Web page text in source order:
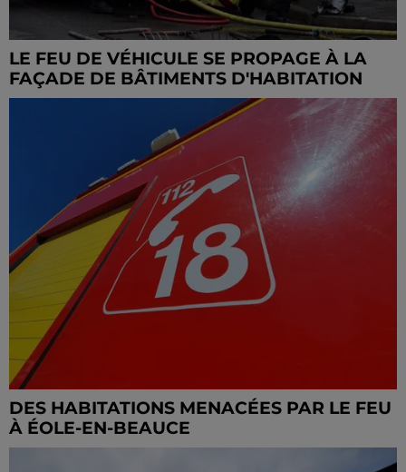
LE FEU DE VÉHICULE SE PROPAGE À LA
FAÇADE DE BÂTIMENTS D'HABITATION
DES HABITATIONS MENACÉES PAR LE FEU
À ÉOLE-EN-BEAUCE